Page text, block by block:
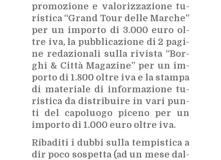
pro­mo­zio­ne e va­lo­riz­za­zio­ne tu­
ri­sti­ca “Grand Tour del­le Mar­che”
per un im­por­to di 3.000 euro ol­
tre iva, la pub­bli­ca­zio­ne di 2 pa­gi­
ne re­da­zio­na­li sul­la ri­vi­sta “Bor­
ghi & Cit­tà Ma­ga­zi­ne” per un im­
por­to di 1.800 ol­tre iva e la stam­pa
di ma­te­ria­le di in­for­ma­zio­ne tu­
ri­sti­ca da di­stri­bui­re in vari pun­
ti del ca­po­luo­go pi­ce­no per un
im­por­to di 1.000 euro ol­tre iva.
Ri­ba­di­ti i dub­bi sul­la tem­pi­sti­ca a
dir poco so­spet­ta (ad un mese dal­